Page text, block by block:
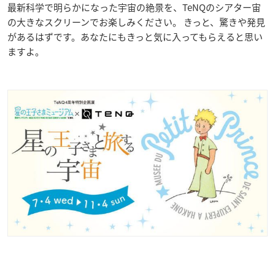
最新科学で明らかになった宇宙の絶景を、TeNQのシアター宙
の大きなスクリーンでお楽しみください。 きっと、驚きや発見
があるはずです。あなたにもきっと気に入ってもらえると思い
ますよ。